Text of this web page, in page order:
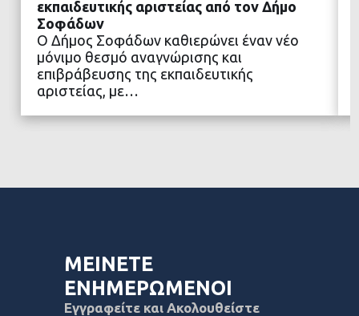
ΔΙΑΒΑΣΤΕ ΠΕΡΙΣΣΟΤΕΡΑ
εκπαιδευτικής αριστείας από τον Δήμο
Σοφάδων
Ο Δήμος Σοφάδων καθιερώνει έναν νέο
μόνιμο θεσμό αναγνώρισης και
επιβράβευσης της εκπαιδευτικής
αριστείας, με…
ΜΕΙΝΕΤΕ
ΕΝΗΜΕΡΩΜΕΝΟΙ
Εγγραφείτε και Ακολουθείστε